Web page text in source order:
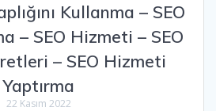
Kullanma – SEO
– SEO Hizmeti – SEO
– SEO Hizmeti
Yaptırma
22 Kasım 2022